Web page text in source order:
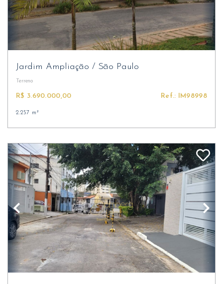
Jardim Ampliação / São Paulo
Terreno
R$ 3.690.000,00 Ref.: IM98998
2.257 m²